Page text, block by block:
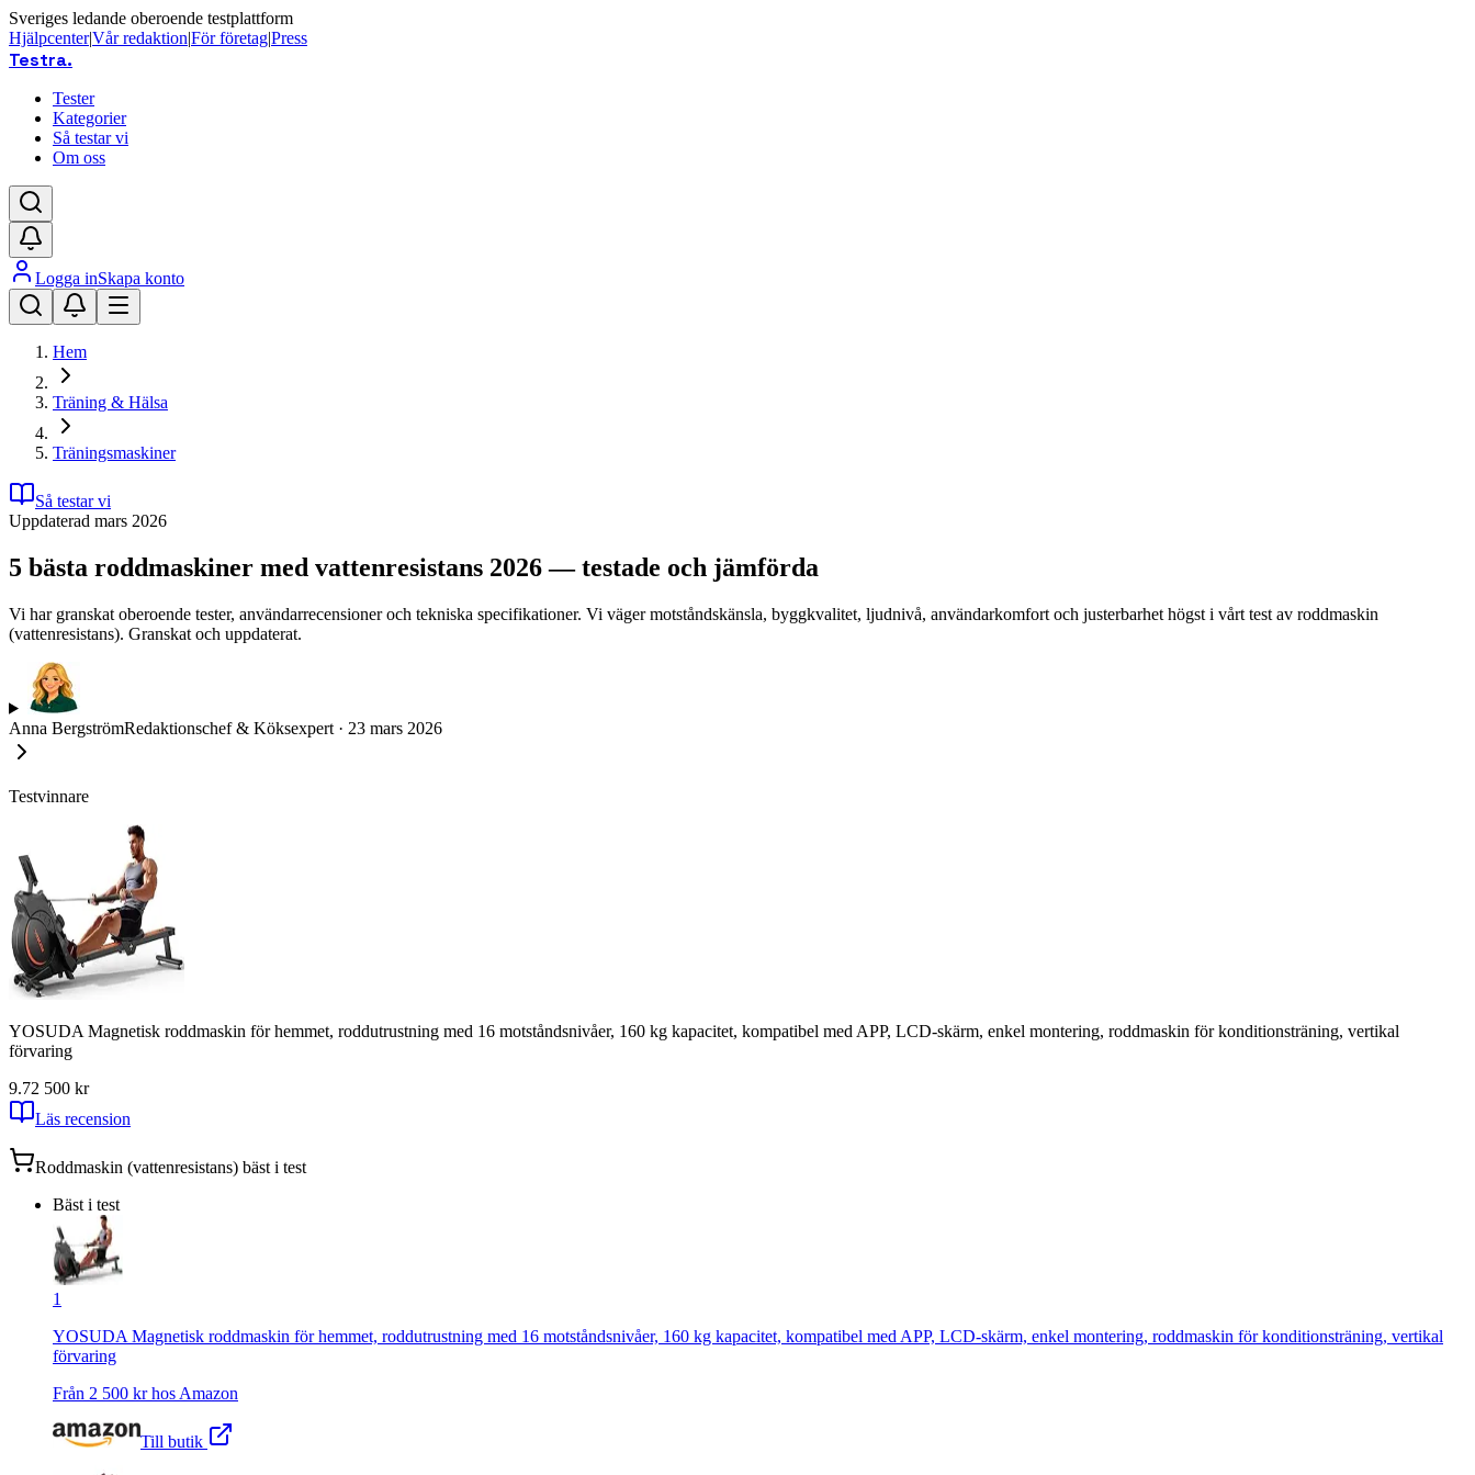
Sveriges ledande oberoende testplattform
Hjälpcenter|Vår redaktion|För företag|Press
Testra.
Tester
Kategorier
Så testar vi
Om oss
Logga inSkapa konto
Hem
Träning & Hälsa
Träningsmaskiner
Så testar vi
Uppdaterad mars 2026
5 bästa roddmaskiner med vattenresistans 2026 — testade och jämförda
Vi har granskat oberoende tester, användarrecensioner och tekniska specifikationer. Vi väger motståndskänsla, byggkvalitet, ljudnivå, användarkomfort och justerbarhet högst i vårt test av roddmaskin
(vattenresistans). Granskat och uppdaterat.
Anna BergströmRedaktionschef & Köksexpert · 23 mars 2026
Testvinnare
YOSUDA Magnetisk roddmaskin för hemmet, roddutrustning med 16 motståndsnivåer, 160 kg kapacitet, kompatibel med APP, LCD-skärm, enkel montering, roddmaskin för konditionsträning, vertikal
förvaring
9.72 500 kr
Läs recension
Roddmaskin (vattenresistans) bäst i test
Bäst i test
1
YOSUDA Magnetisk roddmaskin för hemmet, roddutrustning med 16 motståndsnivåer, 160 kg kapacitet, kompatibel med APP, LCD-skärm, enkel montering, roddmaskin för konditionsträning, vertikal
förvaring
Från 2 500 kr hos Amazon
Till butik